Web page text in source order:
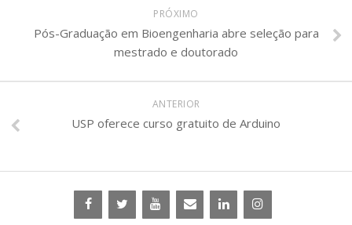
PRÓXIMO
Pós-Graduação em Bioengenharia abre seleção para
mestrado e doutorado
ANTERIOR
USP oferece curso gratuito de Arduino